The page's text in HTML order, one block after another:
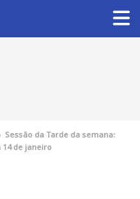
Sessão da Tarde da semana:
14 de janeiro